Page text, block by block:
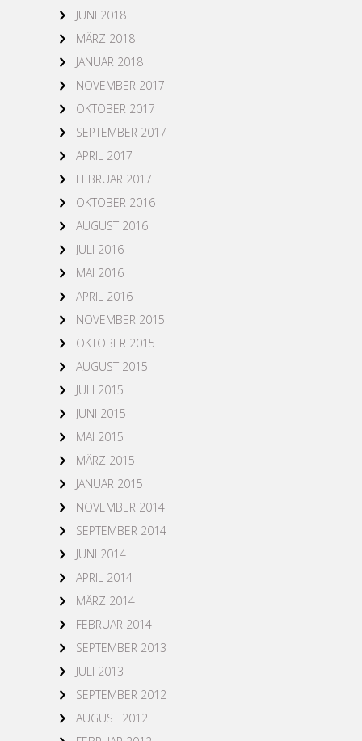
JUNI 2018
MÄRZ 2018
JANUAR 2018
NOVEMBER 2017
OKTOBER 2017
SEPTEMBER 2017
APRIL 2017
FEBRUAR 2017
OKTOBER 2016
AUGUST 2016
JULI 2016
MAI 2016
APRIL 2016
NOVEMBER 2015
OKTOBER 2015
AUGUST 2015
JULI 2015
JUNI 2015
MAI 2015
MÄRZ 2015
JANUAR 2015
NOVEMBER 2014
SEPTEMBER 2014
JUNI 2014
APRIL 2014
MÄRZ 2014
FEBRUAR 2014
SEPTEMBER 2013
JULI 2013
SEPTEMBER 2012
AUGUST 2012